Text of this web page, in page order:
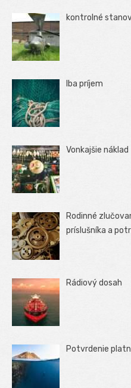
kontrolné
Iba príjem
Vonkajšie náklad
Rodinné
príslušníka a
Rádiový dosah
Potvrdenie